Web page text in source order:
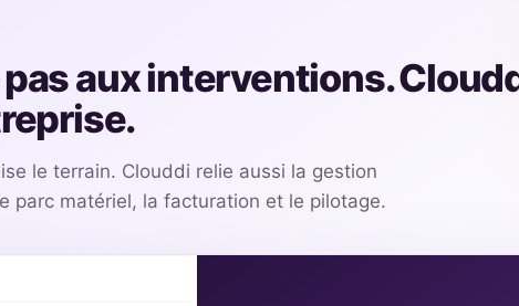
aux interventions.
le terrain. Clouddi relie aussi la gestion
parc matériel, la facturation et le pilotage.